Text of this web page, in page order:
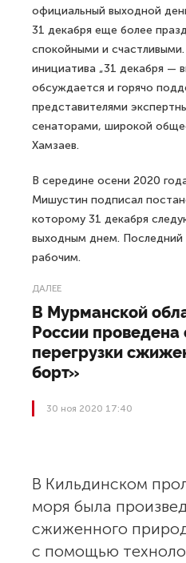
официальный выходной
31 декабря еще более
спокойными и
инициатива „31 декабря —
обсуждается и горячо
представителями
сенаторами, широкой
Хамзаев.
В середине осени 2020
Мишустин подписал
которому 31 декабря
выходным днем. Последний
рабочим.
ДАЛЕЕ
В Мурманской
России проведена
перегрузки
борт»
30 ноя 2020 17:40
В Кильдинском
моря была
сжиженного
с помощью